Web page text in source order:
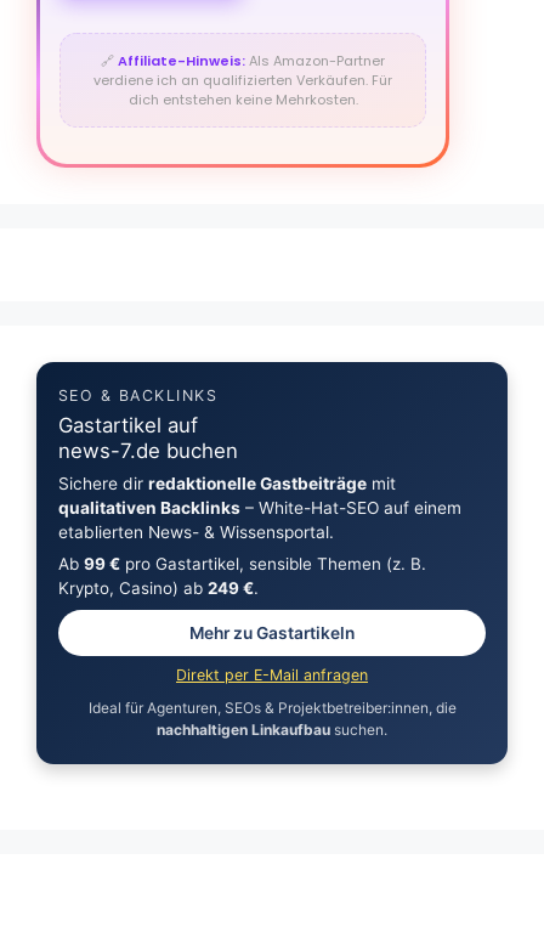
🔗Affiliate-Hinweis:Als Amazon-Partner
verdiene ich an qualifizierten Verkäufen. Für
dich entstehen keine Mehrkosten.
SEO & BACKLINKS
Gastartikel auf
news-7.de buchen
Sichere dir redaktionelle Gastbeiträgemit
qualitativen Backlinks– White-Hat-SEO auf einem
etablierten News- & Wissensportal.
Ab 99 €pro Gastartikel, sensible Themen (z. B.
Krypto, Casino) ab 249 €.
Mehr zu Gastartikeln
Direkt per E-Mail anfragen
Ideal für Agenturen, SEOs & Projektbetreiber:innen, die
nachhaltigen Linkaufbau suchen.